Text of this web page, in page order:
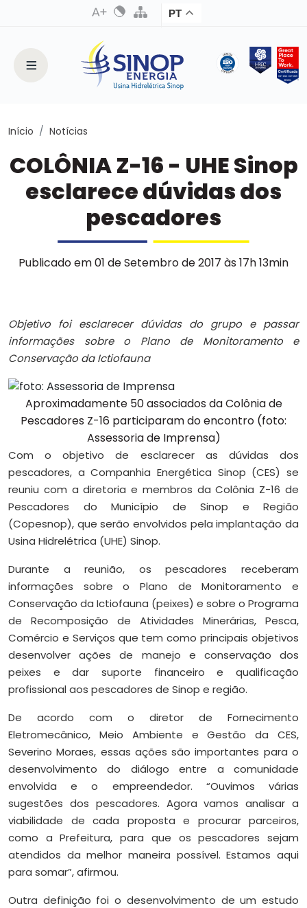
PT
Início Notícias
COLÔNIA Z-16 - UHE Sinop
esclarece dúvidas dos
pescadores
Publicado em 01 de Setembro de 2017 às 17h 13min
Objetivo foi esclarecer dúvidas do grupo e passar
informações sobre o Plano de Monitoramento e
Conservação da Ictiofauna
Aproximadamente 50 associados da Colônia de
Pescadores Z-16 participaram do encontro (foto:
Assessoria de Imprensa)
Com o objetivo de esclarecer as dúvidas dos
pescadores, a Companhia Energética Sinop (CES) se
reuniu com a diretoria e membros da Colônia Z-16 de
Pescadores do Município de Sinop e Região
(Copesnop), que serão envolvidos pela implantação da
Usina Hidrelétrica (UHE) Sinop.
Durante a reunião, os pescadores receberam
informações sobre o Plano de Monitoramento e
Conservação da Ictiofauna (peixes) e sobre o Programa
de Recomposição de Atividades Minerárias, Pesca,
Comércio e Serviços que tem como principais objetivos
desenvolver ações de manejo e conservação dos
peixes e dar suporte financeiro e qualificação
profissional aos pescadores de Sinop e região.
De acordo com o diretor de Fornecimento
Eletromecânico, Meio Ambiente e Gestão da CES,
Severino Moraes, essas ações são importantes para o
desenvolvimento do diálogo entre a comunidade
envolvida e o empreendedor. “Ouvimos várias
sugestões dos pescadores. Agora vamos analisar a
viabilidade de cada proposta e procurar parceiros,
como a Prefeitura, para que os pescadores sejam
atendidos da melhor maneira possível. Estamos aqui
para somar”, afirmou.
Outra definição foi o desenvolvimento de um estudo